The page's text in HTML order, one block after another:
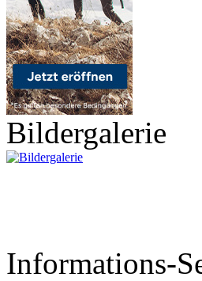
Bildergalerie
Informations-